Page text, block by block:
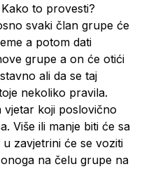
to provesti?
svaki član grupe će
a potom dati
grupe a on će otići
ali da se taj
nekoliko pravila.
vjetar koji poslovično
Više ili manje biti će sa
zavjetrini će se voziti
na čelu grupe na